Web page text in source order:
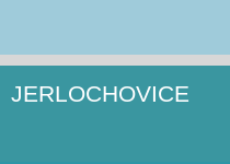
JERLOCHOVICE